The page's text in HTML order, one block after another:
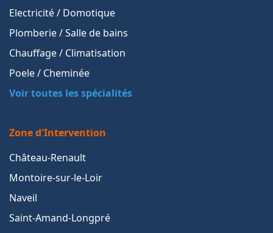
Electricité / Domotique
Plomberie / Salle de bains
Chauffage / Climatisation
Poele / Cheminée
Voir toutes les spécialités
Zone d'Intervention
Château-Renault
Montoire-sur-le-Loir
Naveil
Saint-Amand-Longpré